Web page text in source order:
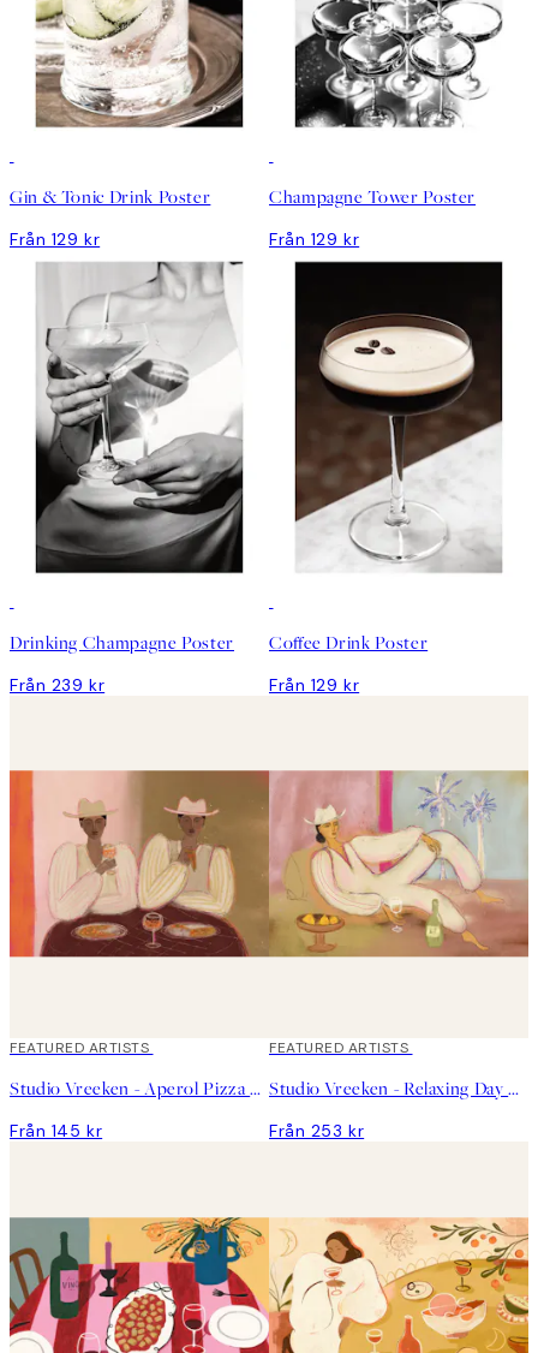
Gin & Tonic Drink Poster
Från 129 kr
Champagne Tower Poster
Från 129 kr
Drinking Champagne Poster
Från 239 kr
Coffee Drink Poster
Från 129 kr
FEATURED ARTISTS
Studio Vreeken - Aperol Pizza Party Poster
Från 145 kr
FEATURED ARTISTS
Studio Vreeken - Relaxing Day No2 Poster
Från 253 kr